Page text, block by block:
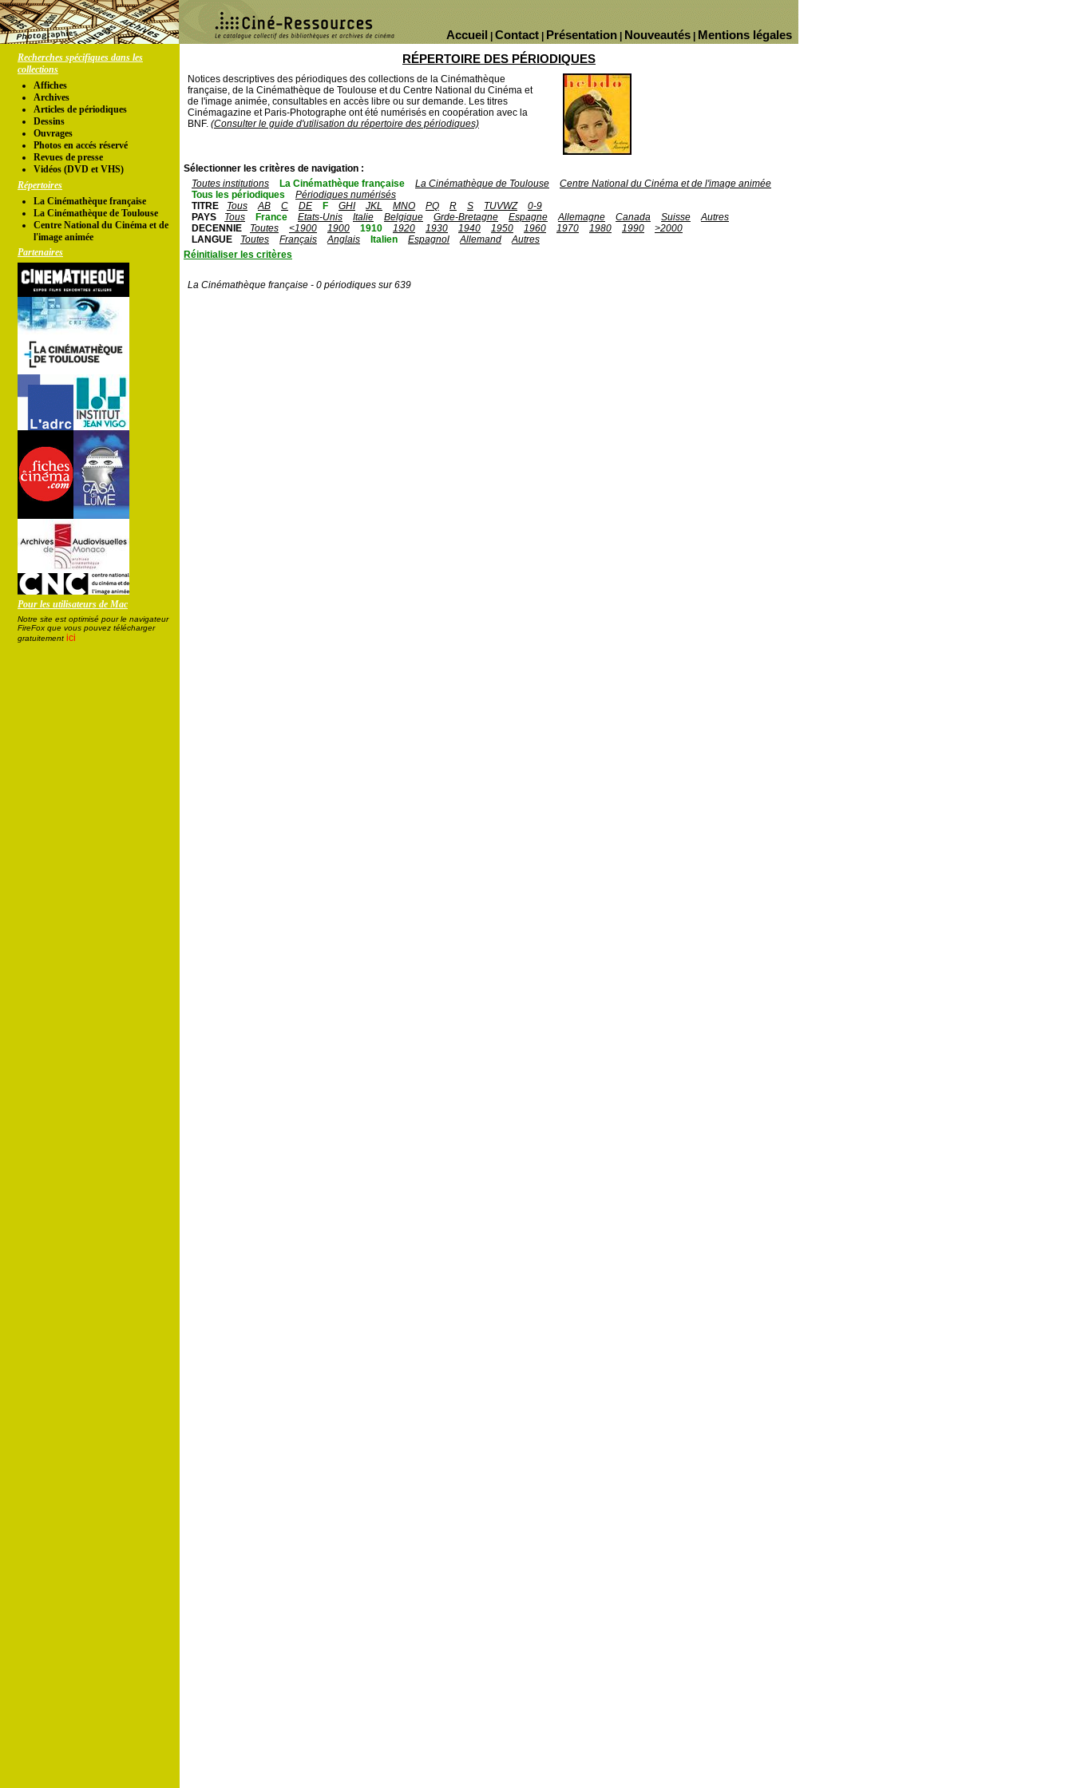
Mentions légales
Nouveautés
Présentation
Contact
Accueil
Recherches spécifiques dans les
collections
Affiches
Archives
Articles de périodiques
Dessins
Ouvrages
Photos en accés réservé
Revues de presse
Vidéos (DVD et VHS)
Répertoires
La Cinémathèque française
La Cinémathèque de Toulouse
Centre National du Cinéma et de
l'image animée
Partenaires
Pour les utilisateurs de Mac
Notre site est optimisé pour le navigateur
FireFox que vous pouvez télécharger
gratuitement ici
RÉPERTOIRE DES PÉRIODIQUES
Notices descriptives des périodiques des collections de la Cinémathèque
française, de la Cinémathèque de Toulouse et du Centre National du Cinéma et
de l'image animée, consultables en accès libre ou sur demande. Les titres
Cinémagazine et Paris-Photographe ont été numérisés en coopération avec la
BNF. (Consulter le guide d'utilisation du répertoire des périodiques)
Sélectionner les critères de navigation :
Toutes institutions
La Cinémathèque française La Cinémathèque de Toulouse
Centre National du Cinéma et de l'image animée
Tous les périodiques
Périodiques numérisés
TITRE
Tous AB C DE F GHI JKL MNO PQ R S TUVWZ
0-9
PAYS
Tous France Etats-Unis Italie Belgique Grde-Bretagne Espagne Allemagne Canada Suisse
Autres
DECENNIE
Toutes <1900 1900 1910 1920 1930 1940 1950 1960 1970 1980 1990
>2000
LANGUE
Toutes Français Anglais Italien Espagnol Allemand
Autres
Réinitialiser les critères
La Cinémathèque française - 0 périodiques sur 639